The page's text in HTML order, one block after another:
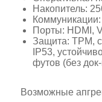
Накопитель:
Порты: HDMI,
Защита: TPM,
IP53,
футов (без
Возможные